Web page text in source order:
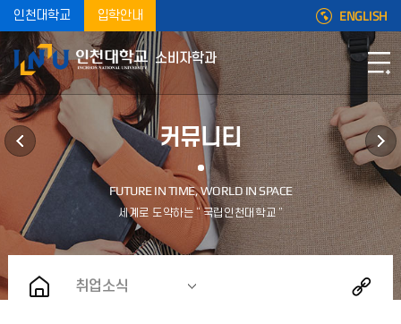
인천대학교 입학안내 ENGLISH
소비자학과
커뮤니티
취업소식